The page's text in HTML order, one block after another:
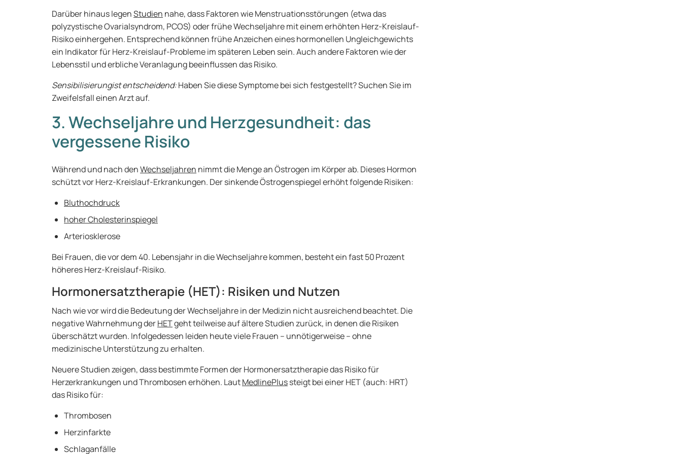
Darüber hinaus legenStudien nahe, dass Faktoren wie Menstruationsstörungen (etwa das
polyzystische Ovarialsyndrom, PCOS) oder frühe Wechseljahre mit einem erhöhten Herz-Kreislauf-
Risiko einhergehen. Entsprechend können frühe Anzeichen eines hormonellen Ungleichgewichts
ein Indikator für Herz-Kreislauf-Probleme im späteren Leben sein. Auch andere Faktoren wie der
Lebensstil und erbliche Veranlagung beeinflussen das Risiko.
Sensibilisierungist entscheidend:Haben Sie diese Symptome bei sich festgestellt? Suchen Sie im
Zweifelsfall einen Arzt auf.
3. Wechseljahre und Herzgesundheit: das
vergessene Risiko
Während und nach denWechseljahren nimmt die Menge an Östrogen im Körper ab. Dieses Hormon
schützt vor Herz-Kreislauf-Erkrankungen. Der sinkende Östrogenspiegel erhöht folgende Risiken:
Bluthochdruck
hoher Cholesterinspiegel
Arteriosklerose
Bei Frauen, die vor dem 40. Lebensjahr in die Wechseljahre kommen, besteht ein fast 50 Prozent
höheres Herz-Kreislauf-Risiko.
Hormonersatztherapie (HET): Risiken und Nutzen
Nach wie vor wird die Bedeutung der Wechseljahre in der Medizin nicht ausreichend beachtet. Die
negative Wahrnehmung derHETgeht teilweise auf ältere Studien zurück, in denen die Risiken
überschätzt wurden. Infolgedessen leiden heute viele Frauen – unnötigerweise – ohne
medizinische Unterstützung zu erhalten.
Neuere Studien zeigen, dass bestimmte Formen der Hormonersatztherapie das Risiko für
Herzerkrankungen und Thrombosen erhöhen. LautMedlinePlussteigt bei einer HET (auch: HRT)
das Risiko für:
Thrombosen
Herzinfarkte
Schlaganfälle